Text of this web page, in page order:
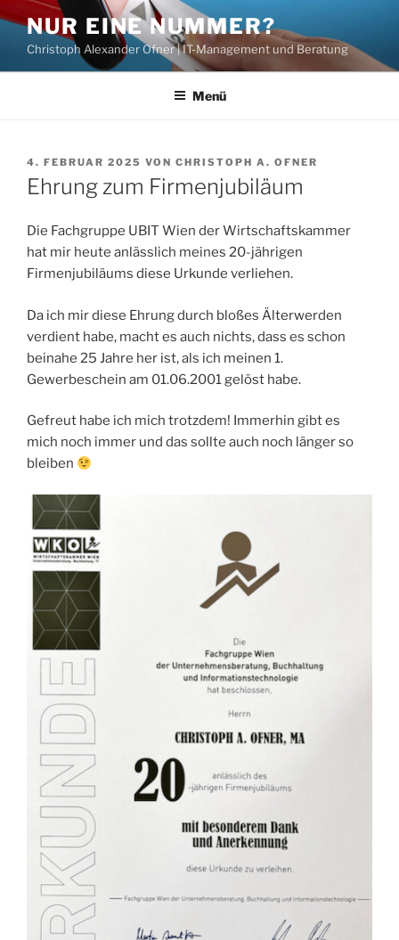
Inhalt
springen
NUR EINE NUMMER?
Christoph Alexander Ofner | IT-Management und Beratung
Menü
VERÖFFENTLICHT
AM
4. FEBRUAR 2025 VON CHRISTOPH A. OFNER
Ehrung zum Firmenjubiläum
Die Fachgruppe UBIT Wien der Wirtschaftskammer
hat mir heute anlässlich meines 20-jährigen
Firmenjubiläums diese Urkunde verliehen.
Da ich mir diese Ehrung durch bloßes Älterwerden
verdient habe, macht es auch nichts, dass es schon
beinahe 25 Jahre her ist, als ich meinen 1.
Gewerbeschein am 01.06.2001 gelöst habe.
Gefreut habe ich mich trotzdem! Immerhin gibt es
mich noch immer und das sollte auch noch länger so
bleiben